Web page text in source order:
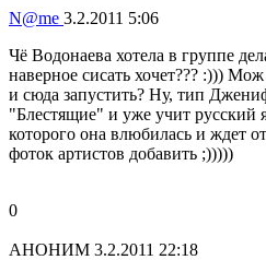
N@me 3.2.2011 5:06
Чё Водонаева хотела в группе
наверное сисать хочет??? :)))
и сюда запустить? Ну, тип
"Блестящие" и уже учит русский
которого она влюбилась и ждет
фоток артистов добавить ;)))))
0
АНОНИМ 3.2.2011 22:18